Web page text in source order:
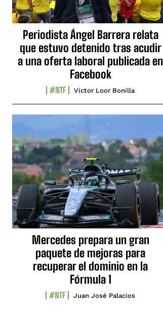
Periodista Ángel Barrera relata
que estuvo detenido tras acudir
a una oferta laboral publicada en
Facebook
#NTF Víctor Loor Bonilla
Mercedes prepara un gran
paquete de mejoras para
recuperar el dominio en la
Fórmula 1
#NTF Juan José Palacios